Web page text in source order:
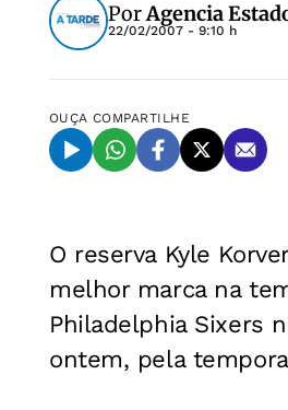
PorAgencia
22/02/2007 - 9:10 h
OUÇA COMPARTILHE
O reserva Kyle
melhor marca na
Philadelphia Sixers
ontem, pela